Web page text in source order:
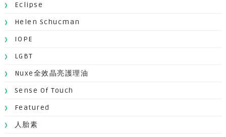
Eclipse
Helen Schucman
IOPE
LGBT
Nuxe全效晶亮護理油
Sense Of Touch
Featured
人胎素